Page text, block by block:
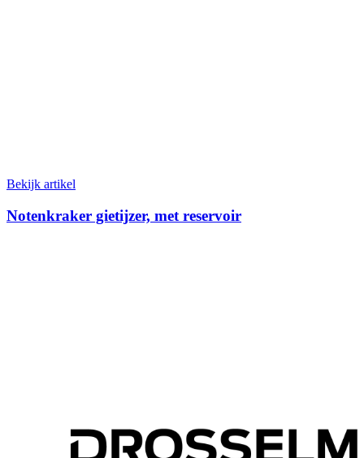
Bekijk artikel
Notenkraker gietijzer, met reservoir